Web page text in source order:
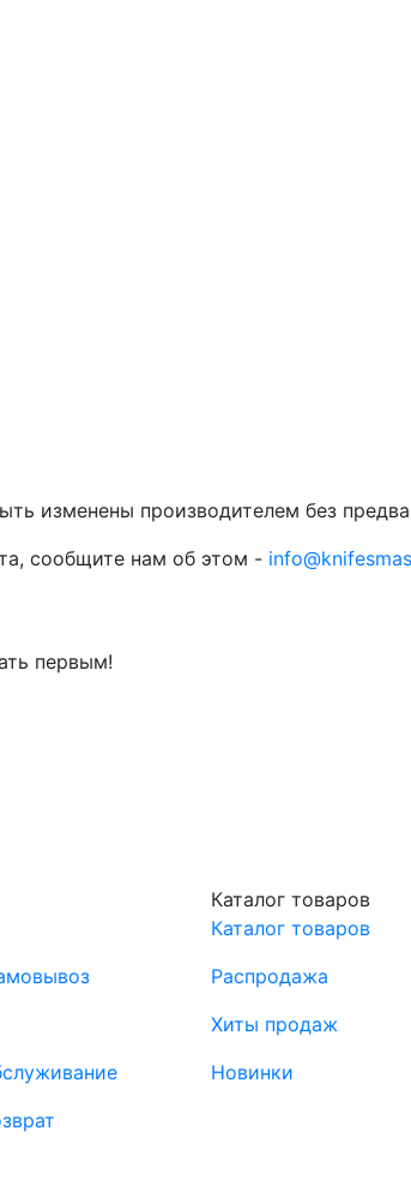
изменены производителем без
сообщите нам об этом -
первым!
Каталог товаров
Каталог товаров
Распродажа
Хиты продаж
Новинки